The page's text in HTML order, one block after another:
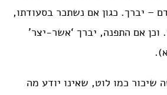
– יברך. כגון אם נשתכר בסעודתו,
וכן אם התפנה, יברך ‘אשר-יצר’
כמו לוט, שאינו יודע מה